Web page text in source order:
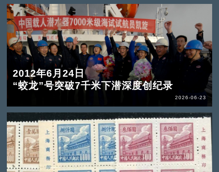
2012年6月24日
“蛟龙”号突破7千米下潜深度创纪录
2026-06-23